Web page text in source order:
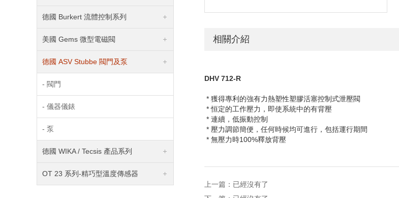
德國 Burkert 流體控制系列
美國 Gems 微型電磁閥
德國 ASV Stubbe 閥門及泵
- 閥門
- 儀器儀錶
- 泵
德國 WIKA / Tecsis 產品系列
OT 23 系列-精巧型溫度傳感器
相關介紹
DHV 712-R
* 獲得專利的強有力熱塑性塑膠活塞控制式泄壓閥
* 恒定的工作壓力，即使系統中的有背壓
* 連續，低振動控制
* 壓力調節簡便，任何時候均可進行，包括運行期間
* 無壓力時100%釋放背壓
上一篇：已經沒有了